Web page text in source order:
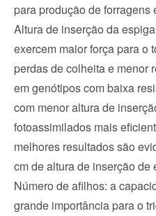
para produção de forragens
Altura de inserção da
exercem maior força para o
perdas de colheita e menor
em genótipos com baixa
com menor altura de
fotoassimilados mais
melhores resultados são
cm de altura de inserção de
Número de afilhos: a
grande importância para o